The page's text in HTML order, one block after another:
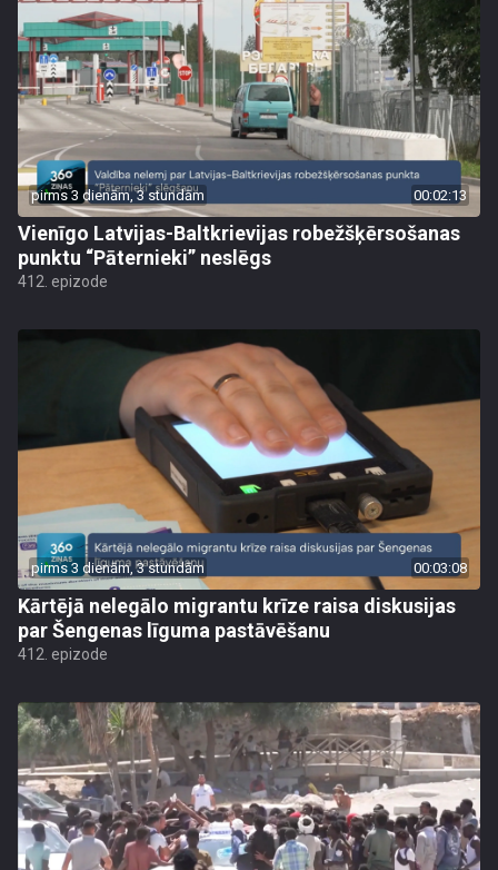
pirms 3 dienām, 3 stundām 00:02:13
Vienīgo Latvijas-Baltkrievijas robežšķērsošanas
punktu “Pāternieki” neslēgs
412. epizode
pirms 3 dienām, 3 stundām 00:03:08
Kārtējā nelegālo migrantu krīze raisa diskusijas
par Šengenas līguma pastāvēšanu
412. epizode